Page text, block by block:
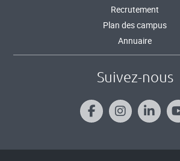
Recrutement
Plan des campus
Annuaire
Suivez-nous